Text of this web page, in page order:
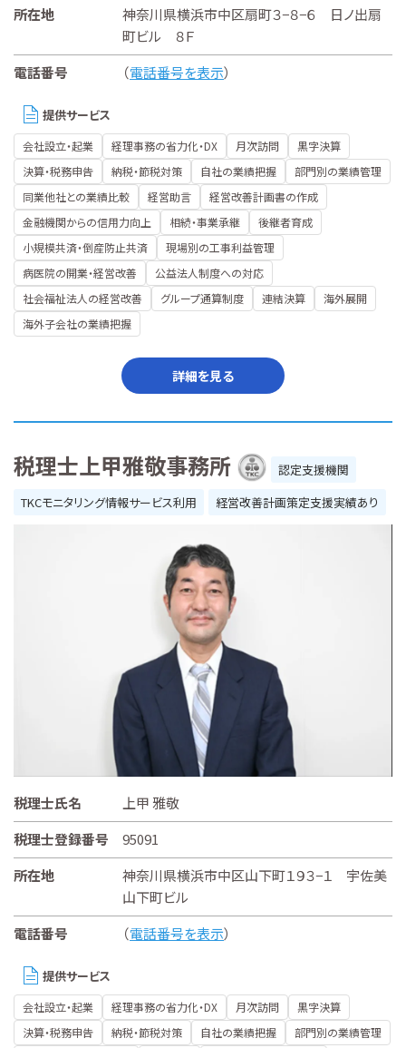
所在地
神奈川県横浜市中区扇町３−８−６ 日ノ出扇
町ビル ８Ｆ
電話番号
（電話番号を表示）
提供サービス
会社設立・起業 経理事務の省力化・DX 月次訪問
黒字決算
決算・税務申告
納税・節税対策 自社の業績把握
部門別の業績管理
同業他社との業績比較
経営助言
経営改善計画書の作成
金融機関からの信用力向上
相続・事業承継
後継者育成
小規模共済・倒産防止共済
現場別の工事利益管理
病医院の開業・経営改善
公益法人制度への対応
社会福祉法人の経営改善
グループ通算制度 連結決算
海外展開
海外子会社の業績把握
詳細を見る
税理士上甲雅敬事務所
認定支援機関
TKCモニタリング情報サービス利用
経営改善計画策定支援実績あり
税理士氏名
上甲 雅敬
税理士登録番号
95091
所在地
神奈川県横浜市中区山下町１９３−１ 宇佐美
山下町ビル
電話番号
（電話番号を表示）
提供サービス
会社設立・起業 経理事務の省力化・DX 月次訪問
黒字決算
決算・税務申告
納税・節税対策 自社の業績把握
部門別の業績管理